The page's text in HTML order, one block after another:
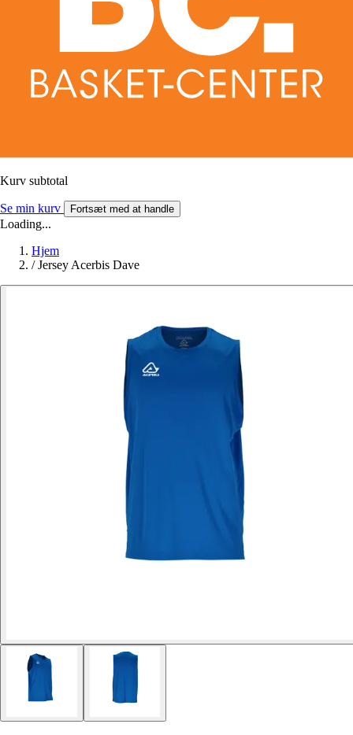
Kurv subtotal
Se min kurv Fortsæt med at handle
Loading...
Hjem
/ Jersey Acerbis Dave